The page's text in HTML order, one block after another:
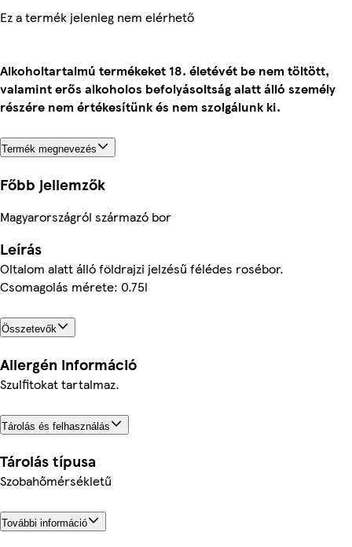
Ez a termék jelenleg nem elérhető
Alkoholtartalmú termékeket 18. életévét be nem töltött,
valamint erős alkoholos befolyásoltság alatt álló személy
részére nem értékesítünk és nem szolgálunk ki.
Termék megnevezés
Főbb jellemzők
Magyarországról származó bor
Leírás
Oltalom alatt álló földrajzi jelzésű félédes rosébor.
Csomagolás mérete: 0.75l
Összetevők
Allergén információ
Szulfitokat tartalmaz.
Tárolás és felhasználás
Tárolás típusa
Szobahőmérsékletű
További információ